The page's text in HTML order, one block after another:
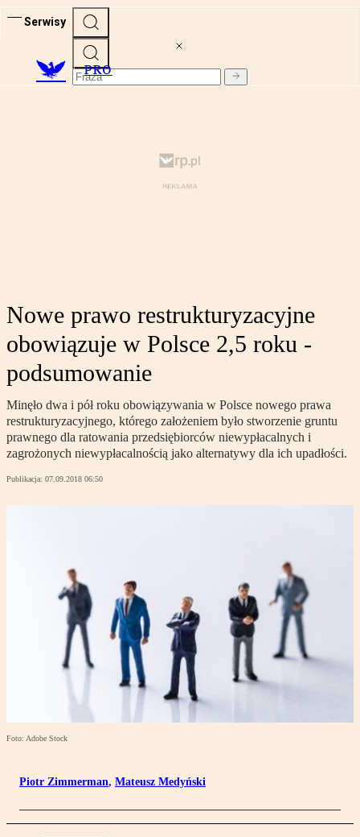
Serwisy
PRO
Nowe prawo restrukturyzacyjne
obowiązuje w Polsce 2,5 roku -
podsumowanie
Minęło dwa i pół roku obowiązywania w Polsce nowego prawa
restrukturyzacyjnego, którego założeniem było stworzenie gruntu
prawnego dla ratowania przedsiębiorców niewypłacalnych i
zagrożonych niewypłacalnością jako alternatywy dla ich upadłości.
Publikacja: 07.09.2018 06:50
Foto: Adobe Stock
Piotr Zimmerman, Mateusz Medyński